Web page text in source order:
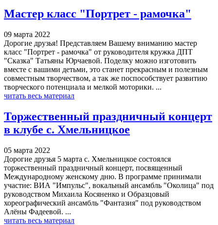
Мастер класс "Портрет - рамочка"
09 марта 2022
Дорогие друзья! Представляем Вашему вниманию мастер
класс "Портрет - рамочка" от руководителя кружка ДПТ
"Сказка" Татьяны Юрчаевой. Поделку можно изготовить
вместе с вашими детьми, это станет прекрасным и полезным
совместным творчеством, а так же поспособствует развитию
творческого потенциала и мелкой моторики. ...
читать весь материал
Торжественный праздничный концерт
в клубе с. Хмельницкое
05 марта 2022
Дорогие друзья 5 марта с. Хмельницкое состоялся
торжественный праздничный концерт, посвященный
Международному женскому дню. В программе принимали
участие: ВИА "Импульс", вокальный ансамбль "Околица" под
руководством Михаила Косяненко и Образцовый
хореографический ансамбль "Фантазия" под руководством
Алёны Фадеевой. ...
читать весь материал